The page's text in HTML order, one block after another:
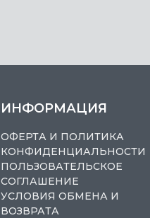
ИНФОРМАЦИЯ
ОФЕРТА И ПОЛИТИКА
КОНФИДЕНЦИАЛЬНОСТИ
ПОЛЬЗОВАТЕЛЬСКОЕ
СОГЛАШЕНИЕ
УСЛОВИЯ ОБМЕНА И
ВОЗВРАТА